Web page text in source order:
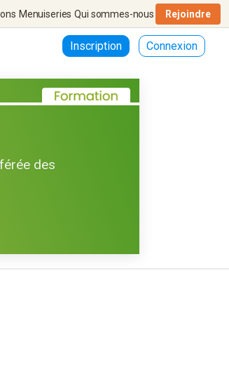
Menuiseries Qui sommes-nous Rejoindre
Inscription Connexion
des